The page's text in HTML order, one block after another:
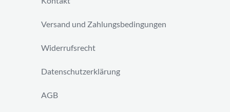
Versand und Zahlungsbedingungen
Widerrufsrecht
Datenschutzerklärung
AGB